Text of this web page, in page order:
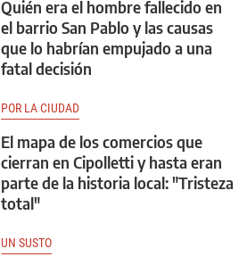
Quién era el hombre fallecido en
el barrio San Pablo y las causas
que lo habrían empujado a una
fatal decisión
POR LA CIUDAD
El mapa de los comercios que
cierran en Cipolletti y hasta eran
parte de la historia local: "Tristeza
total"
UN SUSTO